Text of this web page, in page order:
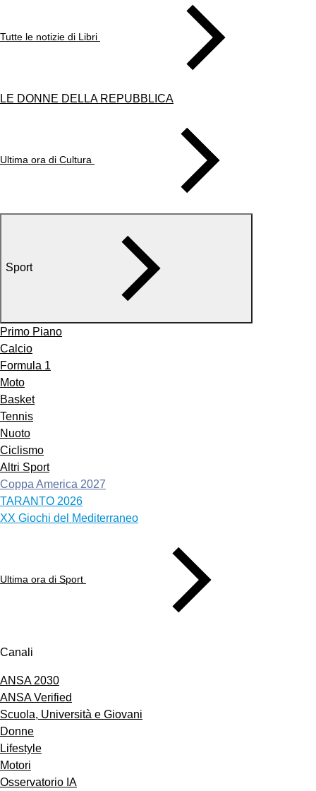
Tutte le notizie di Libri
LE DONNE DELLA REPUBBLICA
Ultima ora di Cultura
Sport
Primo Piano
Calcio
Formula 1
Moto
Basket
Tennis
Nuoto
Ciclismo
Altri Sport
Coppa America 2027
TARANTO 2026
XX Giochi del Mediterraneo
Ultima ora di Sport
Canali
ANSA 2030
ANSA Verified
Scuola, Università e Giovani
Donne
Lifestyle
Motori
Osservatorio IA